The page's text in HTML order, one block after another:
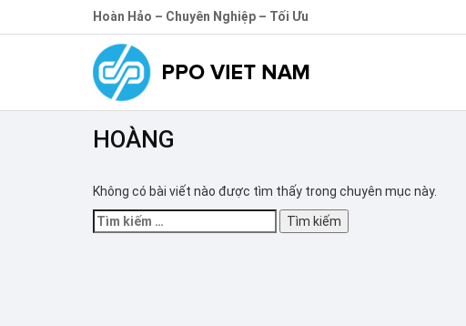
Hoàn Hảo – Chuyên Nghiệp – Tối Ưu
HOÀNG
Không có bài viết nào được tìm thấy trong chuyên mục này.
Tìm
kiếm